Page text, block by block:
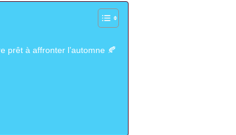
prêt à affronter l’automne 🍂